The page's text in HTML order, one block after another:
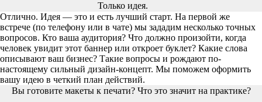
Только идея.
Отлично. Идея — это и есть лучший старт. На первой же
встрече (по телефону или в чате) мы зададим несколько точных
вопросов. Кто ваша аудитория? Что должно произойти, когда
человек увидит этот баннер или откроет буклет? Какие слова
описывают ваш бизнес? Такие вопросы и рождают по-
настоящему сильный дизайн-концепт. Мы поможем оформить
вашу идею в четкий план действий.
Вы готовите макеты к печати? Что это значит на практике?